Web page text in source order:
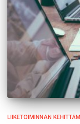
LIIKETOIMINNAN